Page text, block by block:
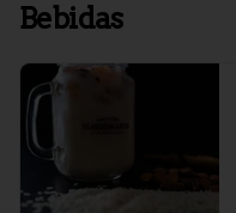
Bebidas